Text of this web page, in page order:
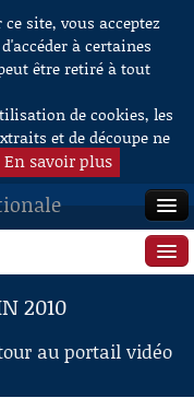
site, vous acceptez
à certaines
être retiré à tout
de cookies, les
et de découpe ne
En savoir plus
2010
au portail vidéo